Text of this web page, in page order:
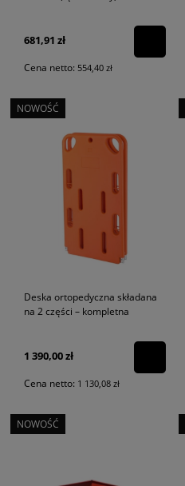
681,91 zł
Cena netto: 554,40 zł
Deska ortopedyczna składana
na 2 części – kompletna
1 390,00 zł
Cena netto: 1 130,08 zł
NOWOŚĆ
NOWOŚĆ